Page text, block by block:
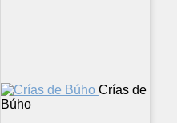
Crías de
Búho